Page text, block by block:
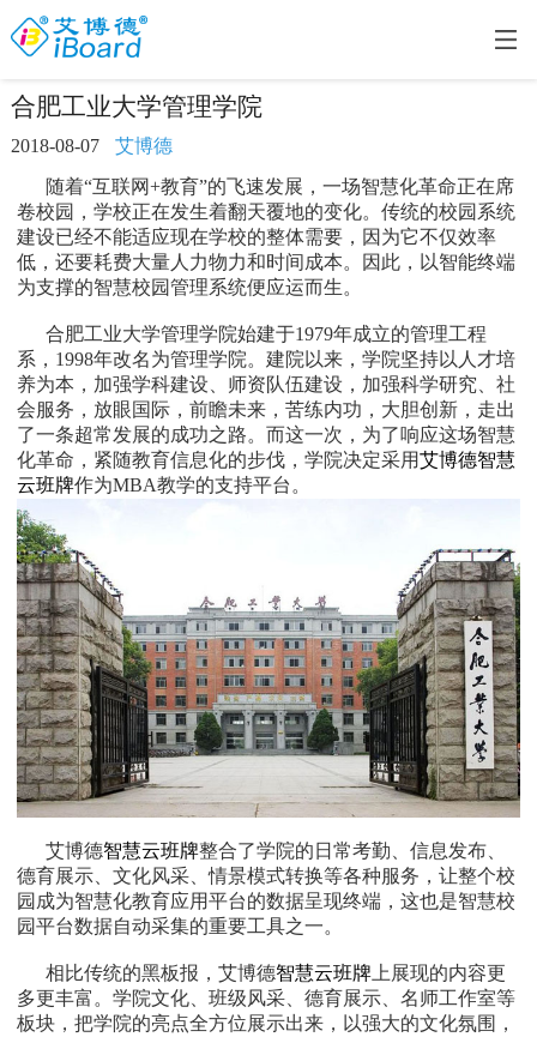
合肥工业大学管理学院
2018-08-07
艾博德
随着“互联网+教育”的飞速发展，一场智慧化革命正在席
卷校园，学校正在发生着翻天覆地的变化。传统的校园系统
建设已经不能适应现在学校的整体需要，因为它不仅效率
低，还要耗费大量人力物力和时间成本。因此，以智能终端
为支撑的智慧校园管理系统便应运而生。
合肥工业大学管理学院始建于1979年成立的管理工程
系，1998年改名为管理学院。建院以来，学院坚持以人才培
养为本，加强学科建设、师资队伍建设，加强科学研究、社
会服务，放眼国际，前瞻未来，苦练内功，大胆创新，走出
了一条超常发展的成功之路。而这一次，为了响应这场智慧
化革命，紧随教育信息化的步伐，学院决定采用艾博德智慧
云班牌作为MBA教学的支持平台。
艾博德智慧云班牌整合了学院的日常考勤、信息发布、
德育展示、文化风采、情景模式转换等各种服务，让整个校
园成为智慧化教育应用平台的数据呈现终端，这也是智慧校
园平台数据自动采集的重要工具之一。
相比传统的黑板报，艾博德智慧云班牌上展现的内容更
多更丰富。学院文化、班级风采、德育展示、名师工作室等
板块，把学院的亮点全方位展示出来，以强大的文化氛围，